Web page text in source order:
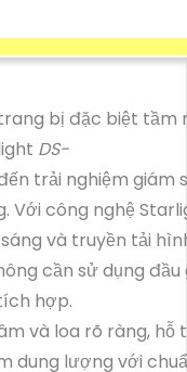
bị đặc biệt tầm
DS-
trải nghiệm giám
Với công nghệ
và truyền tải
cần sử dụng đầu
hợp.
và loa rõ ràng, hỗ
dung lượng với